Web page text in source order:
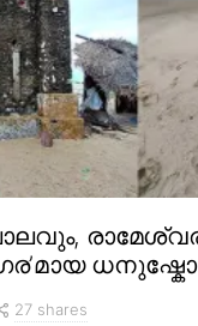
27 shares